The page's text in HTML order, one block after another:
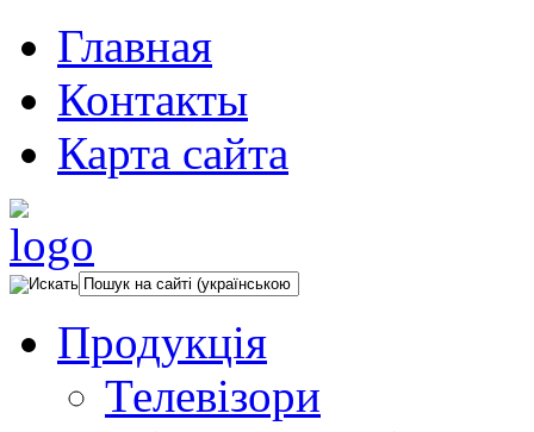
Главная
Контакты
Карта сайта
Продукція
Телевізори